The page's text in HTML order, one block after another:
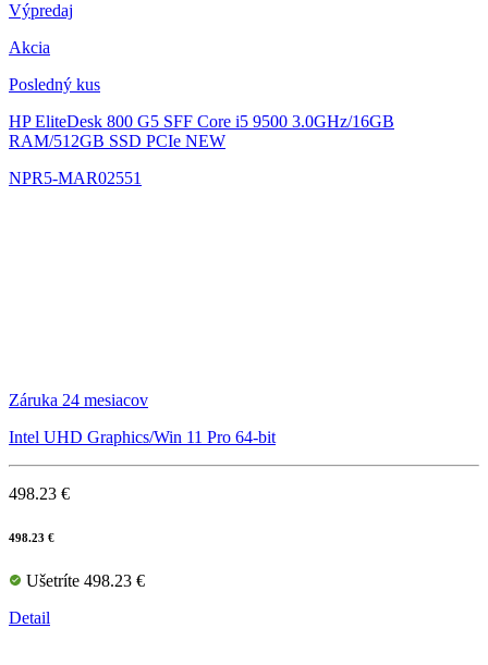
Výpredaj
Akcia
Posledný kus
HP EliteDesk 800 G5 SFF Core i5 9500 3.0GHz/16GB
RAM/512GB SSD PCIe NEW
NPR5-MAR02551
Záruka 24 mesiacov
Intel UHD Graphics/Win 11 Pro 64-bit
498.23 €
498.23 €
Ušetríte 498.23 €
Detail